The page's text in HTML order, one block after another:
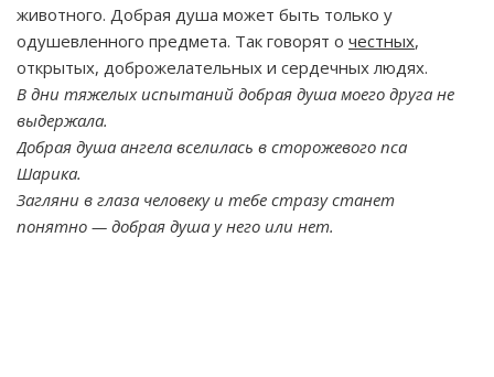
животного. Добрая душа может быть только у
одушевленного предмета. Так говорят о честных,
открытых, доброжелательных и сердечных людях.
В дни тяжелых испытаний добрая душа моего друга не
выдержала.
Добрая душа ангела вселилась в сторожевого пса
Шарика.
Загляни в глаза человеку и тебе стразу станет
понятно — добрая душа у него или нет.